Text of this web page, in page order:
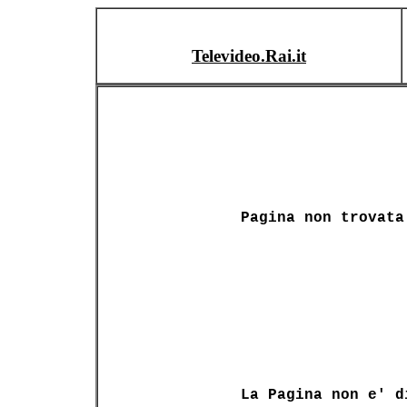
Televideo.Rai.it
Pagina non trovata
La Pagina non e'